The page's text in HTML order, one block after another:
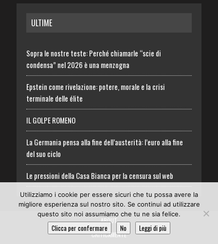
ULTIME
Sopra le nostre teste: Perché chiamarle “scie di
condensa” nel 2026 è una menzogna
Epstein come rivelazione: potere, morale e la crisi
terminale delle élite
IL GOLPE ROMENO
La Germania pensa alla fine dell’austerità: l’euro alla fine
del suo ciclo
Le pressioni della Casa Bianca per la censura sul web
ABOUT
CRITICAMENTE
Utilizziamo i cookie per essere sicuri che tu possa avere la
migliore esperienza sul nostro sito. Se continui ad utilizzare
questo sito noi assumiamo che tu ne sia felice.
Clicca per confermare No Leggi di più